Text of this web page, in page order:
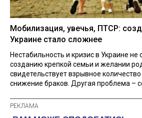
Мобилизация, увечья, ПТСР:
Украине стало сложнее
Нестабильность и кризис в Украине не
созданию крепкой семьи и желании
свидетельствует взрывное
снижение браков. Другая проблема –